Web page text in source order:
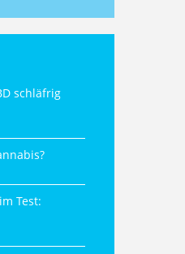
schläfrig
Test: